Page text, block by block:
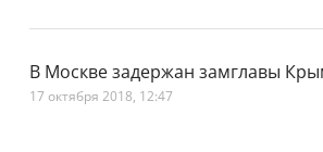
В Москве задержан замглавы
17 октября 2018, 12:47